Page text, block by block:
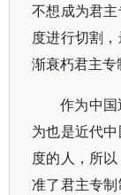
不想成为君
度进行切割
渐衰朽君主专
作为中
为也是近代
度的人，所
准了君主专